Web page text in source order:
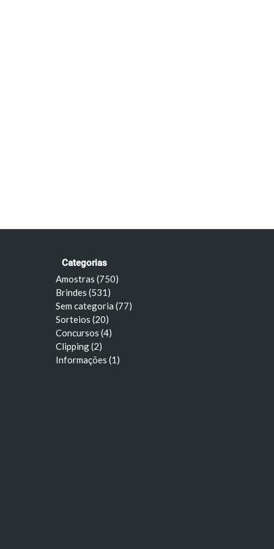
Categorias
Amostras (750)
Brindes (531)
Sem categoria (77)
Sorteios (20)
Concursos (4)
Clipping (2)
Informações (1)